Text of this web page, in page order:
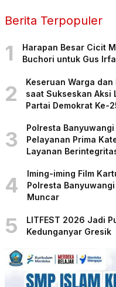
Berita Terpopuler
1
Harapan Besar Cicit
Buchori untuk Gus
2
Keseruan Warga dan
saat Sukseskan Aksi
Partai Demokrat Ke-
3
Polresta
Pelayanan Prima
Layanan
4
Iming-iming Film
Polresta
Muncar
5
LITFEST 2026 Jadi
Kedunganyar Gresik